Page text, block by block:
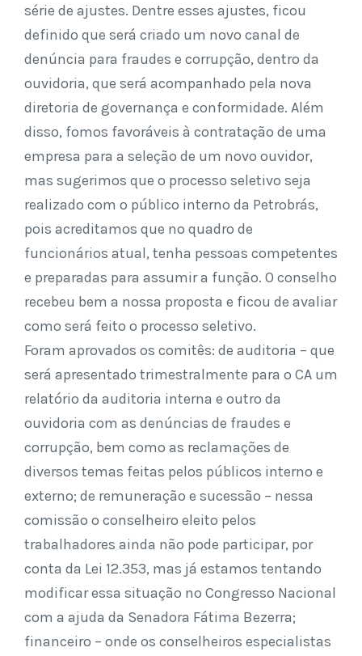
série de ajustes. Dentre esses ajustes, ficou
definido que será criado um novo canal de
denúncia para fraudes e corrupção, dentro da
ouvidoria, que será acompanhado pela nova
diretoria de governança e conformidade. Além
disso, fomos favoráveis à contratação de uma
empresa para a seleção de um novo ouvidor,
mas sugerimos que o processo seletivo seja
realizado com o público interno da Petrobrás,
pois acreditamos que no quadro de
funcionários atual, tenha pessoas competentes
e preparadas para assumir a função. O conselho
recebeu bem a nossa proposta e ficou de avaliar
como será feito o processo seletivo.
Foram aprovados os comitês: de auditoria – que
será apresentado trimestralmente para o CA um
relatório da auditoria interna e outro da
ouvidoria com as denúncias de fraudes e
corrupção, bem como as reclamações de
diversos temas feitas pelos públicos interno e
externo; de remuneração e sucessão – nessa
comissão o conselheiro eleito pelos
trabalhadores ainda não pode participar, por
conta da Lei 12.353, mas já estamos tentando
modificar essa situação no Congresso Nacional
com a ajuda da Senadora Fátima Bezerra;
financeiro – onde os conselheiros especialistas